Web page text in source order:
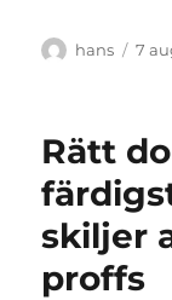
Författare
hans 7
Rätt
skiljer
proffs